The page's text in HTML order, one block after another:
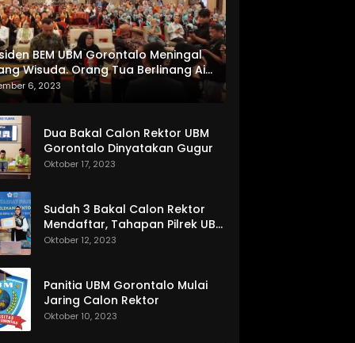
BEM UBM Gorontalo Meningal
Wisuda. Orang Tua Berlinang Air
Menerima SKL dan Pemasangan
6, 2023
Dua Bakal Calon Rektor UBM
Gorontalo Dinyatakan Gugur
Oktober 17, 2023
Sudah 3 Bakal Calon Rektor
Mendaftar, Tahapan Pilrek UBM
Gorontalo Makin Seru
Oktober 12, 2023
Panitia UBM Gorontalo Mulai
Jaring Calon Rektor
Oktober 10, 2023